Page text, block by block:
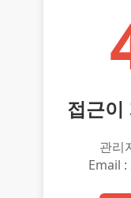
접근이
관리
Email